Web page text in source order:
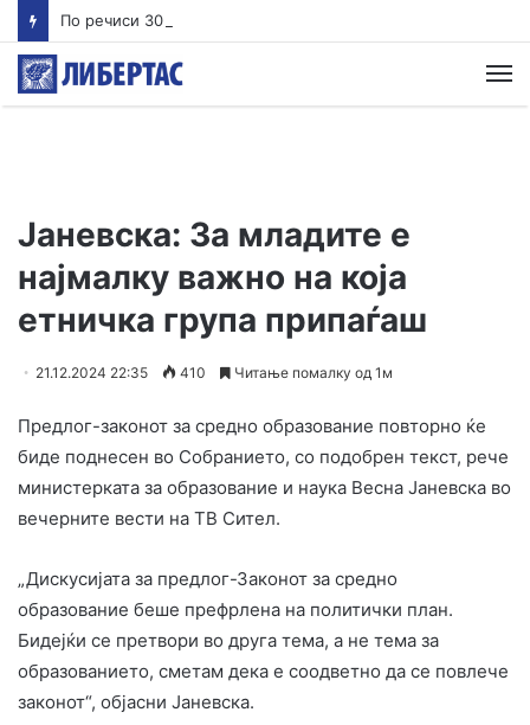
Јаневска: За младите е
најмалку важно на која
етничка група припаѓаш
21.12.2024 22:35 410 Читање помалку од 1м
Предлог-законот за средно образование повторно ќе
биде поднесен во Собранието, со подобрен текст, рече
министерката за образование и наука Весна Јаневска во
вечерните вести на ТВ Сител.
„Дискусијата за предлог-Законот за средно
образование беше префрлена на политички план.
Бидејќи се претвори во друга тема, а не тема за
образованието, сметам дека е соодветно да се повлече
законот“, објасни Јаневска.